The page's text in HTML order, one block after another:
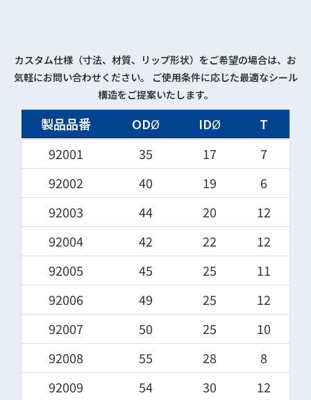
カスタム仕様（寸法、材質、リップ形状）をご希望の場合は、お
気軽にお問い合わせください。 ご使用条件に応じた最適なシール
構造をご提案いたします。
製品品番 ODØ IDØ
T
92001
35 17
7
92002
40 19
6
92003
44 20
12
92004
42 22
12
92005
45 25
11
92006
49 25
12
92007
50 25
10
92008
55 28
8
92009
54 30
12